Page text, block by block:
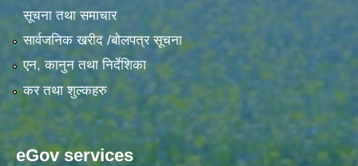
सूचना तथा समाचार
सार्वजनिक खरीद /बोलपत्र सूचना
एन, कानुन तथा निर्देशिका
कर तथा शुल्कहरु
eGov services